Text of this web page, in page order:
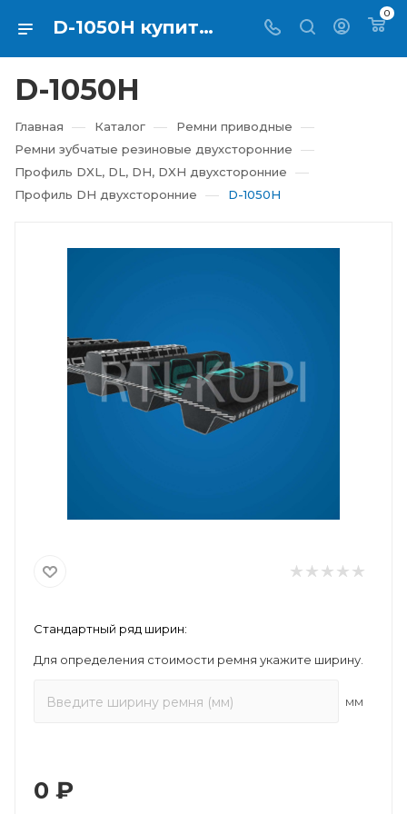
D-1050H купить в Екатеринбурге ⇨ RTI-KUPI
0
D-1050H
Главная — Каталог — Ремни приводные —
Ремни зубчатые резиновые двухсторонние —
Профиль DXL, DL, DH, DXH двухсторонние —
Профиль DH двухсторонние — D-1050H
Стандартный ряд ширин:
Для определения стоимости ремня укажите ширину.
мм
0 ₽